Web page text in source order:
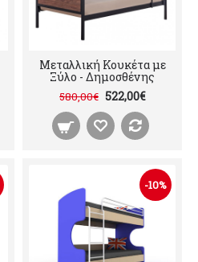
Μεταλλική Κουκέτα με
Ξύλο - Δημοσθένης
580,00€ 522,00€
-10%